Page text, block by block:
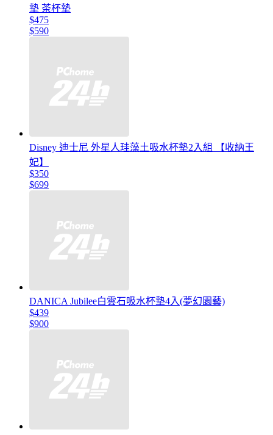
墊 茶杯墊
$475
$590
Disney 迪士尼 外星人珪藻土吸水杯墊2入組 【收納王
妃】
$350
$699
DANICA Jubilee白雲石吸水杯墊4入(夢幻園藝)
$439
$900